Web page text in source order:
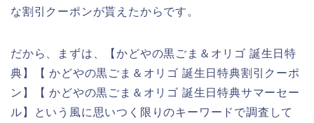
な割引クーポンが貰えたからです。
だから、まずは、【かどやの黒ごま＆オリゴ 誕生日特
典】【 かどやの黒ごま＆オリゴ 誕生日特典割引クーポ
ン】【 かどやの黒ごま＆オリゴ 誕生日特典サマーセー
ル】という風に思いつく限りのキーワードで調査して